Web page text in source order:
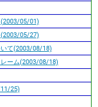
(2003/05/01)
05/27)
て(2003/08/18)
ーム(2003/08/18)
25)